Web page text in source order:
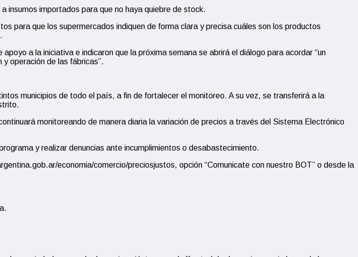
insumos importados para que no haya quiebre de stock.
para que los supermercados indiquen de forma clara y precisa cuáles son los productos
a la iniciativa e indicaron que la próxima semana se abrirá el diálogo para acordar “un
operación de las fábricas”.
municipios de todo el país, a fin de fortalecer el monitoreo. A su vez, se transferirá a la
monitoreando de manera diaria la variación de precios a través del Sistema Electrónico
y realizar denuncias ante incumplimientos o desabastecimiento.
economia/comercio/preciosjustos, opción “Comunicate con nuestro BOT” o desde la